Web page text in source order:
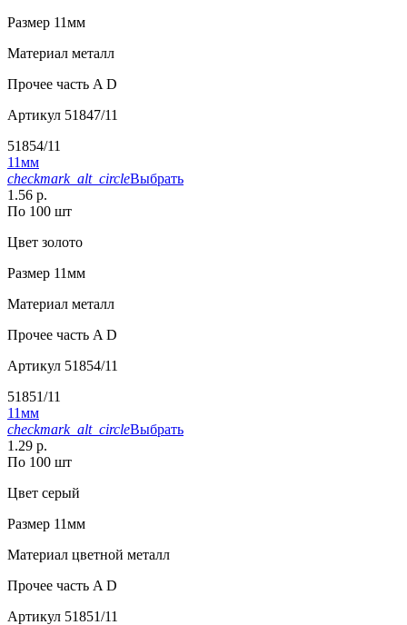
Размер 11мм
Материал металл
Прочее часть A D
Артикул 51847/11
51854/11
11мм
checkmark_alt_circleВыбрать
1.56 р.
По 100 шт
Цвет золото
Размер 11мм
Материал металл
Прочее часть A D
Артикул 51854/11
51851/11
11мм
checkmark_alt_circleВыбрать
1.29 р.
По 100 шт
Цвет серый
Размер 11мм
Материал цветной металл
Прочее часть A D
Артикул 51851/11